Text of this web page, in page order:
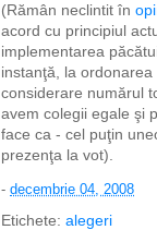
(Rămân neclintit în
acord cu principiul
implementarea
instanţă, la
considerare numărul
avem colegii egale şi
face ca - cel puţin
prezenţa la vot).
- decembrie 04, 2008
Etichete: alegeri